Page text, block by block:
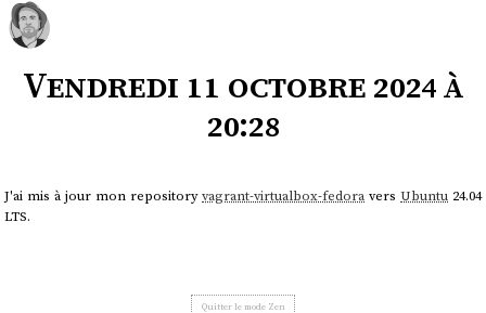
Vendredi 11 octobre 2024 à
20:28
J'ai mis à jour mon repositoryvagrant-virtualbox-fedora versUbuntu 24.04
LTS.
Quitter le mode Zen